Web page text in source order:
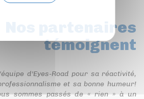
Nos partenaires
témoignent
d'Eyes-Road pour sa réactivité,
et sa bonne humeur!
sommes passés de « rien » à un